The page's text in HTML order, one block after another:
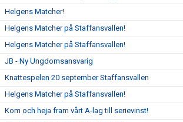
Helgens Matcher!
Helgens Matcher på Staffansvallen!
Helgens Matcher på Staffansvallen!
JB - Ny Ungdomsansvarig
Knattespelen 20 september Staffansvallen
Helgens Matcher på Staffansvallen!
Kom och heja fram vårt A-lag till serievinst!